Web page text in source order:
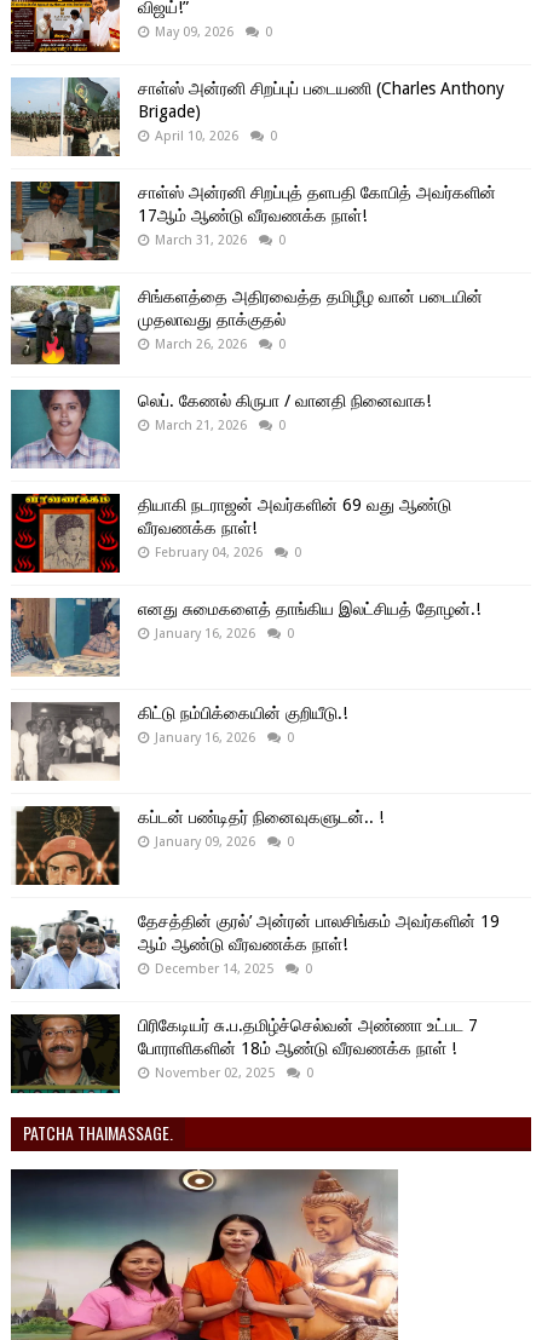
விஜய்!”
May 09, 2026 0
சாள்ஸ் அன்ரனி சிறப்புப் படையணி (Charles Anthony
Brigade)
April 10, 2026 0
சாள்ஸ் அன்ரனி சிறப்புத் தளபதி கோபித் அவர்களின்
17ஆம் ஆண்டு வீரவணக்க நாள்!
March 31, 2026 0
சிங்களத்தை அதிரவைத்த தமிழீழ வான் படையின்
முதலாவது தாக்குதல்
March 26, 2026 0
லெப். கேணல் கிருபா / வானதி நினைவாக!
March 21, 2026 0
தியாகி நடராஜன் அவர்களின் 69 வது ஆண்டு
வீரவணக்க நாள்!
February 04, 2026 0
எனது சுமைகளைத் தாங்கிய இலட்சியத் தோழன்.!
January 16, 2026 0
கிட்டு நம்பிக்கையின் குறியீடு.!
January 16, 2026 0
கப்டன் பண்டிதர் நினைவுகளுடன்.. !
January 09, 2026 0
தேசத்தின் குரல்’ அன்ரன் பாலசிங்கம் அவர்களின் 19
ஆம் ஆண்டு வீரவணக்க நாள்!
December 14, 2025 0
பிரிகேடியர் சு.ப.தமிழ்ச்செல்வன் அண்ணா உட்பட 7
போராளிகளின் 18ம் ஆண்டு வீரவணக்க நாள் !
November 02, 2025 0
PATCHA THAIMASSAGE.